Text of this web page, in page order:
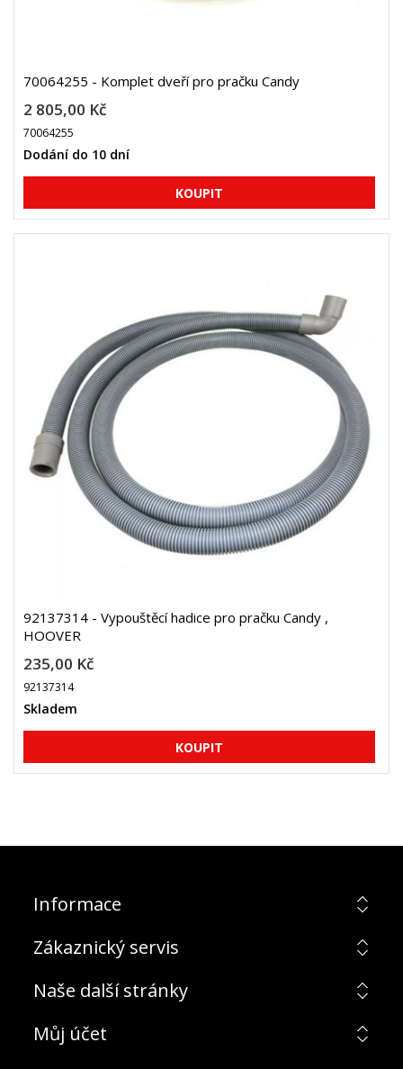
70064255 - Komplet dveří pro pračku Candy
2 805,00 Kč
70064255
Dodání do 10 dní
92137314 - Vypouštěcí hadice pro pračku Candy ,
HOOVER
235,00 Kč
92137314
Skladem
Informace
Zákaznický servis
Naše další stránky
Můj účet